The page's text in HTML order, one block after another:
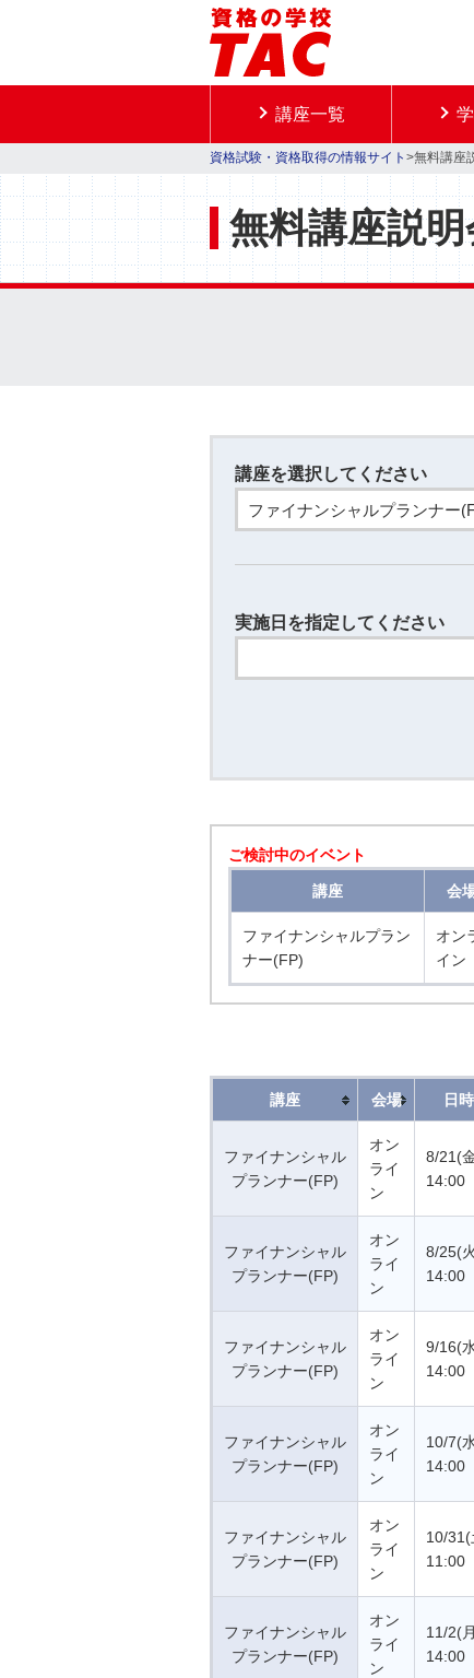
講座一覧
資格試験・資格取得の情報サイト >無料講座
無料講座説
講座を選択してください
実施日を指定してください
ご検討中のイベント
講座 会
ファイナンシャルプラン
ナー(FP)
オン
イン
講座 会場 日時
ファイナンシャル
プランナー(FP)
オン
ライ
ン
8/21(
14:00
ファイナンシャル
プランナー(FP)
オン
ライ
ン
8/25(
14:00
ファイナンシャル
プランナー(FP)
オン
ライ
ン
9/16(
14:00
ファイナンシャル
プランナー(FP)
オン
ライ
ン
10/7(
14:00
ファイナンシャル
プランナー(FP)
オン
ライ
ン
10/31(
11:00
ファイナンシャル
プランナー(FP)
オン
ライ
ン
11/2(
14:00